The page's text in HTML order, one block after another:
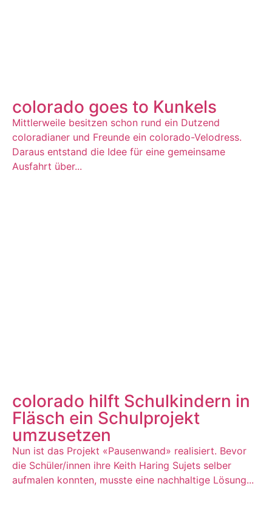
colorado goes to Kunkels
Mittlerweile besitzen schon rund ein Dutzend
coloradianer und Freunde ein colorado-Velodress.
Daraus entstand die Idee für eine gemeinsame
Ausfahrt über...
colorado hilft Schulkindern in
Fläsch ein Schulprojekt
umzusetzen
Nun ist das Projekt «Pausenwand» realisiert. Bevor
die Schüler/innen ihre Keith Haring Sujets selber
aufmalen konnten, musste eine nachhaltige Lösung...